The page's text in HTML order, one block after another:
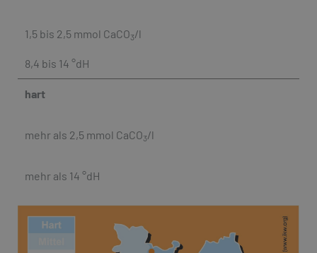
1,5 bis 2,5 mmol CaCO3/l
8,4 bis 14 °dH
hart
mehr als 2,5 mmol CaCO3/l
mehr als 14 °dH